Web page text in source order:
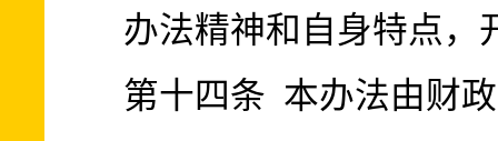
办法精神和自身特点，
第十四条 本办法由财